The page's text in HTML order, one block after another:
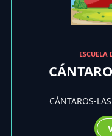
CÁNTAROS-